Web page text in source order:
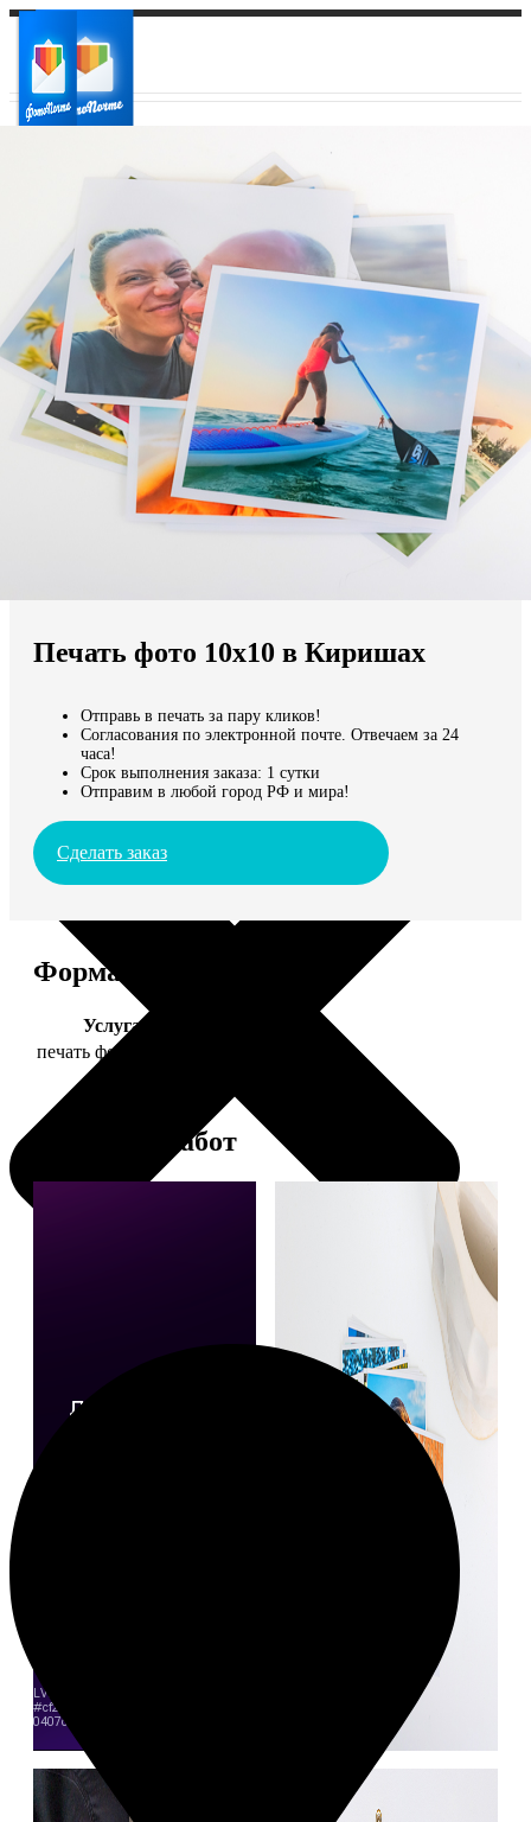
Ваш регион доставки
Выберите из списка:
Мы доставляем по всему миру
Продолжить без города
Печать фото 10х10 в Киришах
Отправь в печать за пару кликов!
Согласования по электронной почте. Отвечаем за 24
часа!
Срок выполнения заказа: 1 сутки
Отправим в любой город РФ и мира!
Сделать заказ
Форматы и цены
Услуга
печать фото 10х10
Примеры работ